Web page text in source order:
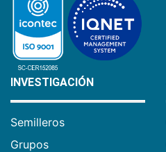
INVESTIGACIÓN
Semilleros
Grupos